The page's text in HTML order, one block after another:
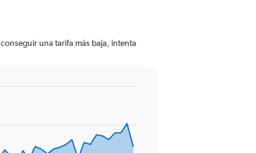
una tarifa más baja, intenta